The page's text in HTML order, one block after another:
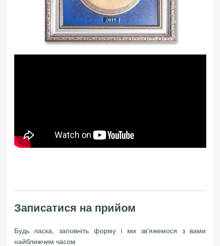
Записатися на прийом
Будь ласка, заповніть форму і ми зв'яжемося з вами
найближчим часом